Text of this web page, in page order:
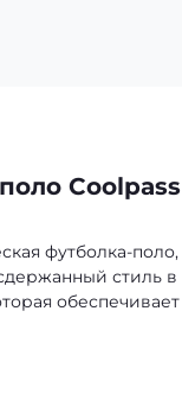
футболка-
стиль